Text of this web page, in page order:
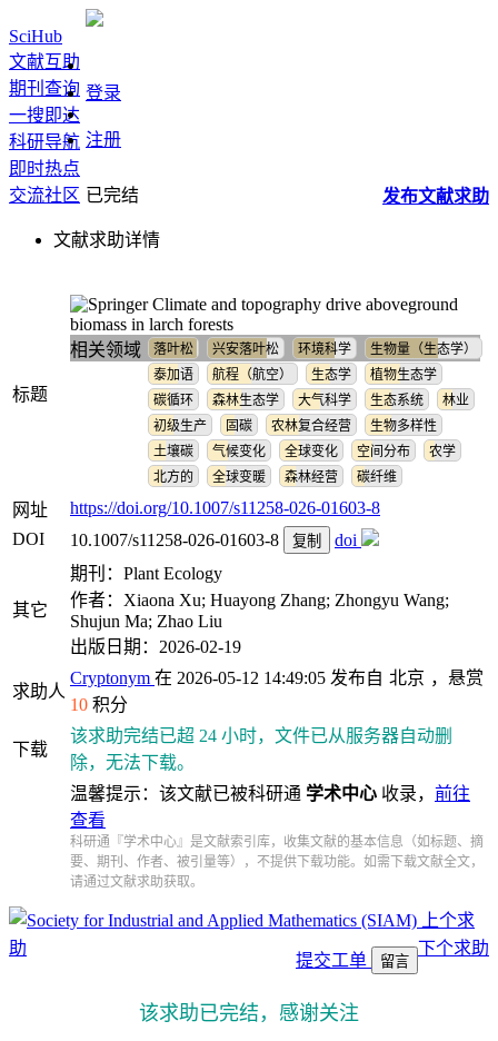
SciHub
文献互助
期刊查询
一搜即达
科研导航
即时热点
交流社区
登录
注册
发布文献求助
已完结
文献求助详情
标题
Climate and topography drive aboveground
biomass in larch forests
相关领域
落叶松 兴安落叶松 环境科学
生物量（生态学）
泰加语
航程（航空） 生态学
植物生态学
碳循环
森林生态学 大气科学 生态系统
林业
初级生产
固碳 农林复合经营
生物多样性
土壤碳
气候变化 全球变化 空间分布
农学
北方的
全球变暖 森林经营 碳纤维
网址
https://doi.org/10.1007/s11258-026-01603-8
DOI
10.1007/s11258-026-01603-8 复制 doi
其它
期刊：Plant Ecology
作者：Xiaona Xu; Huayong Zhang; Zhongyu Wang;
Shujun Ma; Zhao Liu
出版日期：2026-02-19
求助人
Cryptonym 在 2026-05-12 14:49:05 发布自 北京 ，悬赏
10 积分
下载
该求助完结已超 24 小时，文件已从服务器自动删
除，无法下载。
温馨提示：该文献已被科研通 学术中心 收录， 前往
查看
科研通『学术中心』是文献索引库，收集文献的基本信息（如标题、摘
要、期刊、作者、被引量等），不提供下载功能。如需下载文献全文，
请通过文献求助获取。
上个求
助
下个求助
提交工单 留言
该求助已完结，感谢关注